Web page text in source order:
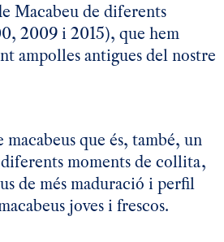
Macabeu de diferents
2009 i 2015), que hem
ampolles antigues del nostre
que és, també, un
moments de collita,
de més maduració i perfil
joves i frescos.